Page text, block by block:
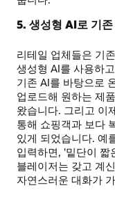
5. 생성형 AI로 기
리테일 업체들은 기
생성형 AI를 사용하
기존 AI를 바탕으로
업로드해 원하는 제
왔습니다. 그리고 이
통해 쇼핑객과 보다
있게 되었습니다. 예
입력하면, '밑단이 짧
블레이저는 갖고 계
자연스러운 대화가